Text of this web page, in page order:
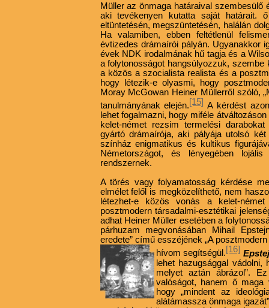
Müller az önmaga határaival
aki tevékenyen kutatta saját
eltüntetésén, megszüntetésén, halálán
Ha valamiben, ebben feltétlenül
évtizedes drámaírói pályán. Ugyanakkor
évek NDK irodalmának hű tagja és a
a folytonosságot hangsúlyozzuk,
a közös a szocialista realista és a
hogy létezik-e olyasmi, hogy
Moray McGowan Heiner Müllerről szóló,
tanulmányának elején.[15] A kérdést
lehet fogalmazni, hogy miféle
kelet-német rezsim termelési
gyártó drámaírója, aki pályája utolsó
színház enigmatikus és kultikus
Németországot, és lényegében
rendszernek.
A törés vagy folyamatosság kérdése
elmélet felől is megközelíthető, nem
létezhet-e közös vonás a kelet-
posztmodern társadalmi-esztétikai
adhat Heiner Müller esetében a
párhuzam megvonásában Mihail
eredete” című esszéjének „A
hívomsegítségül.[16]
lehet hazugsággal
melyet aztán ábrázol”.
valóságot, hanem ő maga
hogy „mindent az
alátámassza önmaga